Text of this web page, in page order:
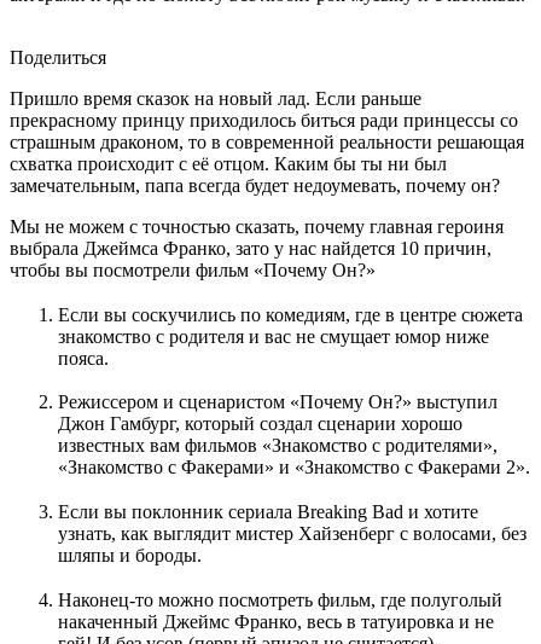
Поделиться
Пришло время сказок на новый лад. Если раньше
прекрасному принцу приходилось биться ради принцессы со
страшным драконом, то в современной реальности решающая
схватка происходит с её отцом. Каким бы ты ни был
замечательным, папа всегда будет недоумевать, почему он?
Мы не можем с точностью сказать, почему главная героиня
выбрала Джеймса Франко, зато у нас найдется 10 причин,
чтобы вы посмотрели фильм «Почему Он?»
Если вы соскучились по комедиям, где в центре сюжета
знакомство с родителя и вас не смущает юмор ниже
пояса.
Режиссером и сценаристом «Почему Он?» выступил
Джон Гамбург, который создал сценарии хорошо
известных вам фильмов «Знакомство с родителями»,
«Знакомство с Факерами» и «Знакомство с Факерами 2».
Если вы поклонник сериала Breaking Bad и хотите
узнать, как выглядит мистер Хайзенберг с волосами, без
шляпы и бороды.
Наконец-то можно посмотреть фильм, где полуголый
накаченный Джеймс Франко, весь в татуировка и не